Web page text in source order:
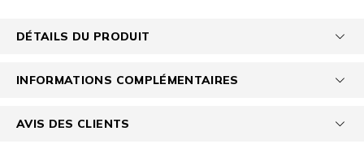
DÉTAILS DU PRODUIT
INFORMATIONS COMPLÉMENTAIRES
AVIS DES CLIENTS